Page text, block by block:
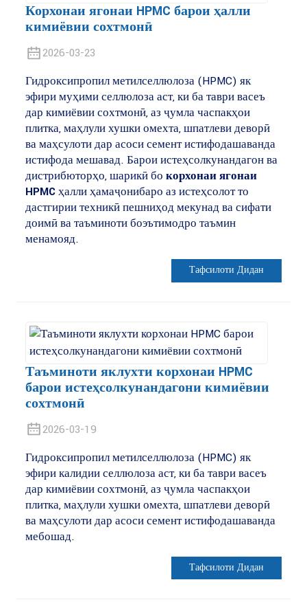
Корхонаи ягонаи HPMC барои ҳалли
кимиёвии сохтмонӣ
2026-03-23
Гидроксипропил метилселлюлоза (HPMC) як
эфири муҳими селлюлоза аст, ки ба таври васеъ
дар кимиёвии сохтмонӣ, аз ҷумла часпакҳои
плитка, маҳлули хушки омехта, шпатлеви деворӣ
ва маҳсулоти дар асоси семент истифодашаванда
истифода мешавад. Барои истеҳсолкунандагон ва
дистрибюторҳо, шарикӣ бо корхонаи ягонаи
HPMCҳалли ҳамаҷонибаро аз истеҳсолот то
дастгирии техникӣ пешниҳод мекунад ва сифати
доимӣ ва таъминоти боэътимодро таъмин
менамояд.
Тафсилоти Дидан
Таъминоти яклухти корхонаи HPMC
барои истеҳсолкунандагони кимиёвии
сохтмонӣ
2026-03-19
Гидроксипропил метилселлюлоза (HPMC) як
эфири калидии селлюлоза аст, ки ба таври васеъ
дар кимиёвии сохтмонӣ, аз ҷумла часпакҳои
плитка, маҳлули хушки омехта, шпатлеви деворӣ
ва маҳсулоти дар асоси семент истифодашаванда
мебошад.
Тафсилоти Дидан